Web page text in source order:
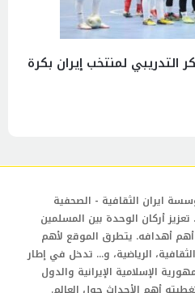
لمنتخب إيران بكرة
ايران الثقافية - الصحفية
أركان الوحدة بين المسلمين
أهم أهدافه. يتطرق الموقع لأهم
الرياضية، و... تدخل في إطار
الإسلامية الإيرانية والدول